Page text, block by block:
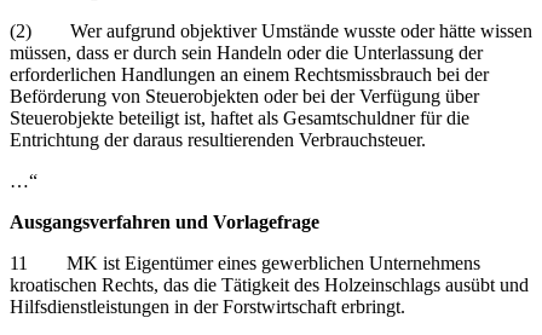
(2) Wer aufgrund objektiver Umstände wusste oder hätte wissen
müssen, dass er durch sein Handeln oder die Unterlassung der
erforderlichen Handlungen an einem Rechtsmissbrauch bei der
Beförderung von Steuerobjekten oder bei der Verfügung über
Steuerobjekte beteiligt ist, haftet als Gesamtschuldner für die
Entrichtung der daraus resultierenden Verbrauchsteuer.
…“
Ausgangsverfahren und Vorlagefrage
11 MK ist Eigentümer eines gewerblichen Unternehmens
kroatischen Rechts, das die Tätigkeit des Holzeinschlags ausübt und
Hilfsdienstleistungen in der Forstwirtschaft erbringt.